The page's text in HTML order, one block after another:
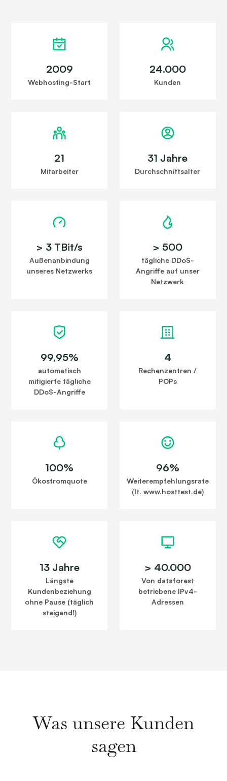
2009
Webhosting-Start
24.000
Kunden
21
Mitarbeiter
31 Jahre
Durchschnittsalter
> 3 TBit/s
Außenanbindung
unseres Netzwerks
> 500
tägliche DDoS-
Angriffe auf unser
Netzwerk
99,95%
automatisch
mitigierte tägliche
DDoS-Angriffe
4
Rechenzentren /
POPs
100%
Ökostromquote
96%
Weiterempfehlungsrate
(lt. www.hosttest.de)
13 Jahre
Längste
Kundenbeziehung
ohne Pause (täglich
steigend!)
> 40.000
Von dataforest
betriebene IPv4-
Adressen
Was unsere Kunden
sagen